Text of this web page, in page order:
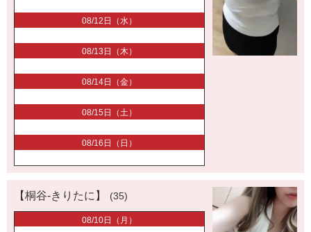
08/12日（水）
08/13日（木）
08/14日（金）
08/15日（土）
08/16日（日）
【桐谷-きりたに】 (35)
08/10日（月）